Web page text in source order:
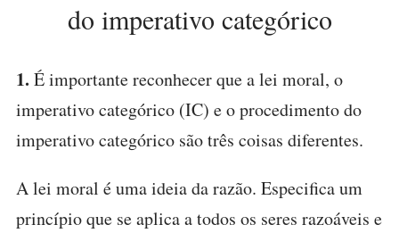
do imperativo categórico
1. É importante reconhecer que a lei moral, o
imperativo categórico (IC) e o procedimento do
imperativo categórico são três coisas diferentes.
A lei moral é uma ideia da razão. Especifica um
princípio que se aplica a todos os seres razoáveis e